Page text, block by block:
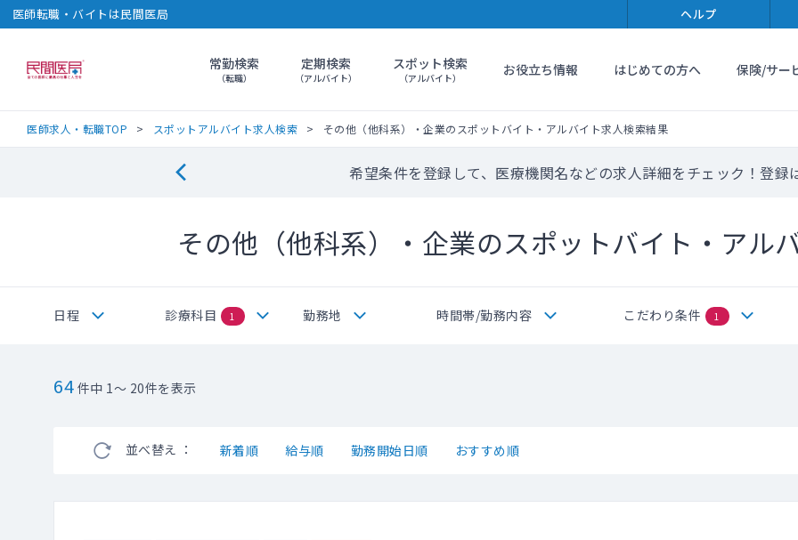
医師転職・バイトは民間医局 ヘルプ
民間医局常勤検索
（転職）
定期検索
（アルバイト）
スポット検索
（アルバイト） お役立ち情報 はじめての方へ 保険/サー
医師求人・転職TOP スポットアルバイト求人検索 その他（他科系）・企業のスポットバイト・アルバイト求人検索結果
希望条件を登録して、医療機関名などの求人詳細をチェック！登録
その他（他科系）・企業のスポットバイト・アル
日程 診療科目 1 勤務地 時間帯/勤務内容 こだわり条件 1
64 件中 1～ 20件を表示
並べ替え ： 新着順 給与順 勤務開始日順 おすすめ順